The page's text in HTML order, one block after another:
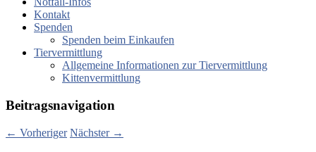
Kontakt
Spenden
Spenden beim Einkaufen
Tiervermittlung
Allgemeine Informationen zur Tiervermittlung
Kittenvermittlung
Beitragsnavigation
← Vorheriger Nächster →